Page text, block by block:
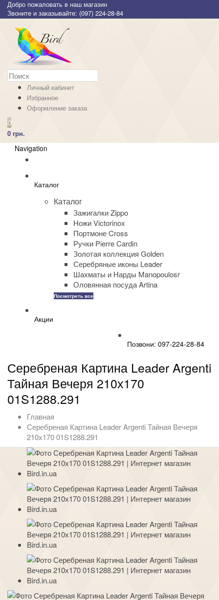
Добро пожаловать в наш магазин
Звоните и заказывайте: (097) 224-28-84
Личный кабинет
Избранное
Оформление заказа
0
0 грн.
Navigation
Каталог
Каталог
Зажигалки Zippo
Ножи Victorinox
Портмоне Cross
Ручки Pierre Cardin
Золотая коллекция Golden
Серебряные иконы Leader
Шахматы и Нарды Manopoulosr
Оловянная посуда Artina
Посмотреть все
Акции
Позвони: 097-224-28-84
Серебреная Картина Leader Argenti
Тайная Вечеря 210х170
01S1288.291
Главная
Серебреная Картина Leader Argenti Тайная Вечеря
210х170 01S1288.291